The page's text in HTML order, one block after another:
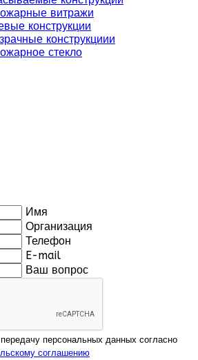
витражи
конструкции
конструкциии
стекло
Имя
Организация
Телефон
E-mail
Ваш вопрос
персональных данных согласно
соглашению